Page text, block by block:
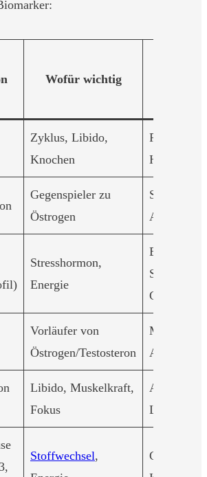
Wofür wichtig
Zyklus, Libido,
Knochen
PMS,
Gegenspieler zu
Östrogen
Angst,
Stresshormon,
Energie
Vorläufer von
Östrogen/Testosteron
Müdigkeit,
Libido, Muskelkraft,
Fokus
Stoffwechsel,